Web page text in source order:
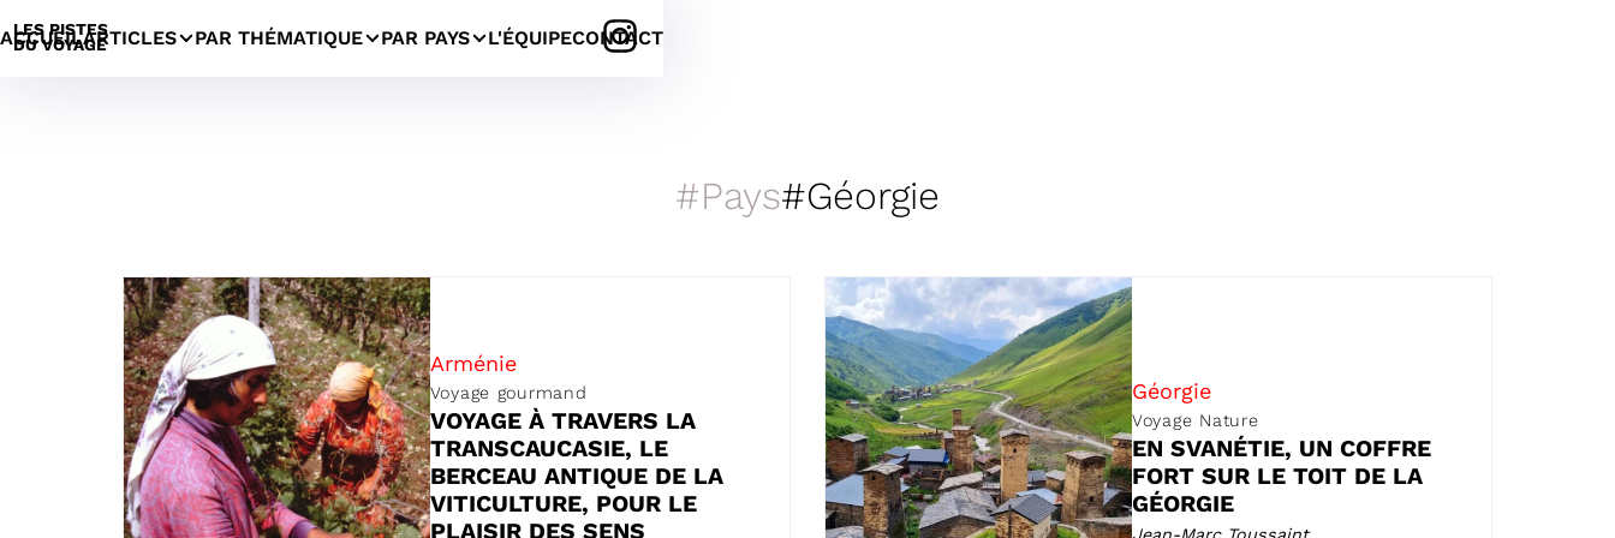
LES PISTES
DU VOYAGE
ACCUEILARTICLES PAR THÉMATIQUE PAR PAYS L'ÉQUIPECONTACT
Pays
Géorgie
Arménie
Voyage gourmand
VOYAGE À TRAVERS LA
TRANSCAUCASIE, LE
BERCEAU ANTIQUE DE LA
VITICULTURE, POUR LE
PLAISIR DES SENS
Géorgie
Voyage Nature
EN SVANÉTIE, UN COFFRE
FORT SUR LE TOIT DE LA
GÉORGIE
Jean-Marc Toussaint